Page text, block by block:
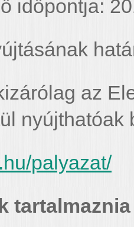
időpontja:
az
nyújthatóak
palyazat/